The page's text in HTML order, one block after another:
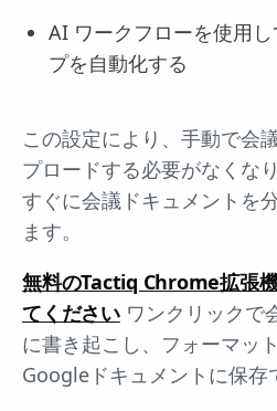
AI ワークフローを使用
プを自動化する
この設定により、手動で会
プロードする必要がなくな
すぐに会議ドキュメントを
ます。
無料のTactiq Chrome拡張
てくださいワンクリックで
に書き起こし、フォーマッ
Googleドキュメントに保存